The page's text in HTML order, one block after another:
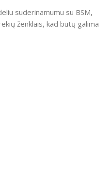
suderinamumu su BSM,
ženklais, kad būtų galima